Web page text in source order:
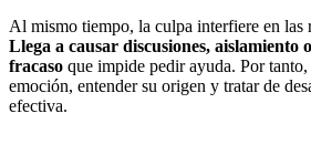
Al mismo tiempo, la culpa interfiere en las
Llega a causar discusiones, aislamiento
fracaso que impide pedir ayuda. Por
emoción, entender su origen y tratar de
efectiva.